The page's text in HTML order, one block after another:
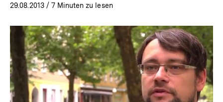
29.08.2013/ 7 Minuten zu lesen